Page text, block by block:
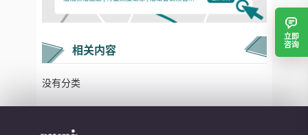
相关内容
没有分类
立即
咨询